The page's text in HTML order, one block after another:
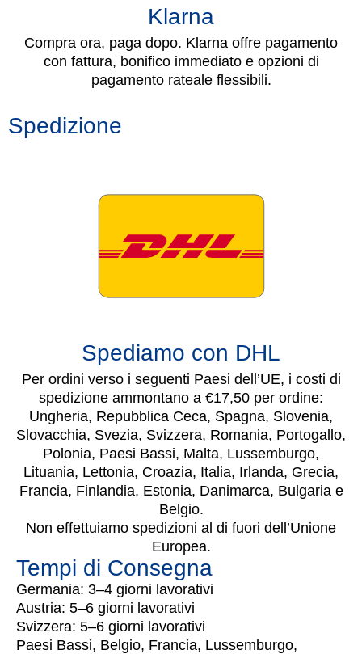
Klarna
Compra ora, paga dopo. Klarna offre pagamento
con fattura, bonifico immediato e opzioni di
pagamento rateale flessibili.
Spedizione
Spediamo con DHL
Per ordini verso i seguenti Paesi dell’UE, i costi di
spedizione ammontano a €17,50 per ordine:
Ungheria, Repubblica Ceca, Spagna, Slovenia,
Slovacchia, Svezia, Svizzera, Romania, Portogallo,
Polonia, Paesi Bassi, Malta, Lussemburgo,
Lituania, Lettonia, Croazia, Italia, Irlanda, Grecia,
Francia, Finlandia, Estonia, Danimarca, Bulgaria e
Belgio.
Non effettuiamo spedizioni al di fuori dell’Unione
Europea.
Tempi di Consegna
Germania: 3–4 giorni lavorativi
Austria: 5–6 giorni lavorativi
Svizzera: 5–6 giorni lavorativi
Paesi Bassi, Belgio, Francia, Lussemburgo,